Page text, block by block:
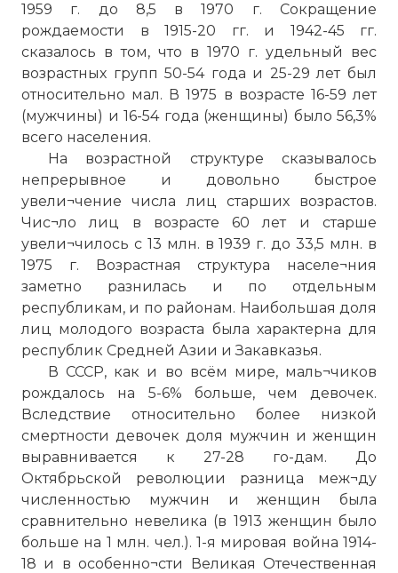
1959 г. до 8,5 в 1970 г. Сокращение
рождаемости в 1915-20 гг. и 1942-45 гг.
сказалось в том, что в 1970 г. удельный вес
возрастных групп 50-54 года и 25-29 лет был
относительно мал. В 1975 в возрасте 16-59 лет
(мужчины) и 16-54 года (женщины) было 56,3%
всего населения.
На возрастной структуре сказывалось
непрерывное и довольно быстрое
увели¬чение числа лиц старших возрастов.
Чис¬ло лиц в возрасте 60 лет и старше
увели¬чилось с 13 млн. в 1939 г. до 33,5 млн. в
1975 г. Возрастная структура населе¬ния
заметно разнилась и по отдельным
республикам, и по районам. Наибольшая доля
лиц молодого возраста была характерна для
республик Средней Азии и Закавказья.
В СССР, как и во всём мире, маль¬чиков
рождалось на 5-6% больше, чем девочек.
Вследствие относительно более низкой
смертности девочек доля мужчин и женщин
выравнивается к 27-28 го-дам. До
Октябрьской революции разница меж¬ду
численностью мужчин и женщин была
сравнительно невелика (в 1913 женщин было
больше на 1 млн. чел.). 1-я мировая война 1914-
18 и в особенно¬сти Великая Отечественная
☓